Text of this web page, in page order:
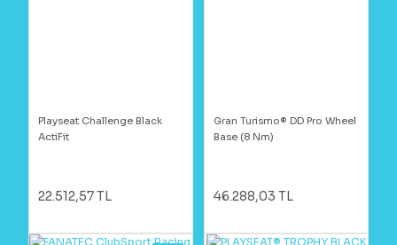
Playseat Challenge Black
ActiFit
22.512,57 TL
Gran Turismo® DD Pro Wheel
Base (8 Nm)
46.288,03 TL